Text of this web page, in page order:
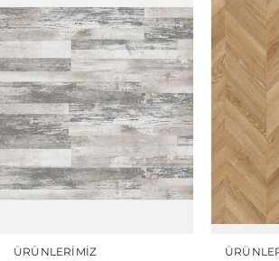
ÜRÜNLERIMIZ